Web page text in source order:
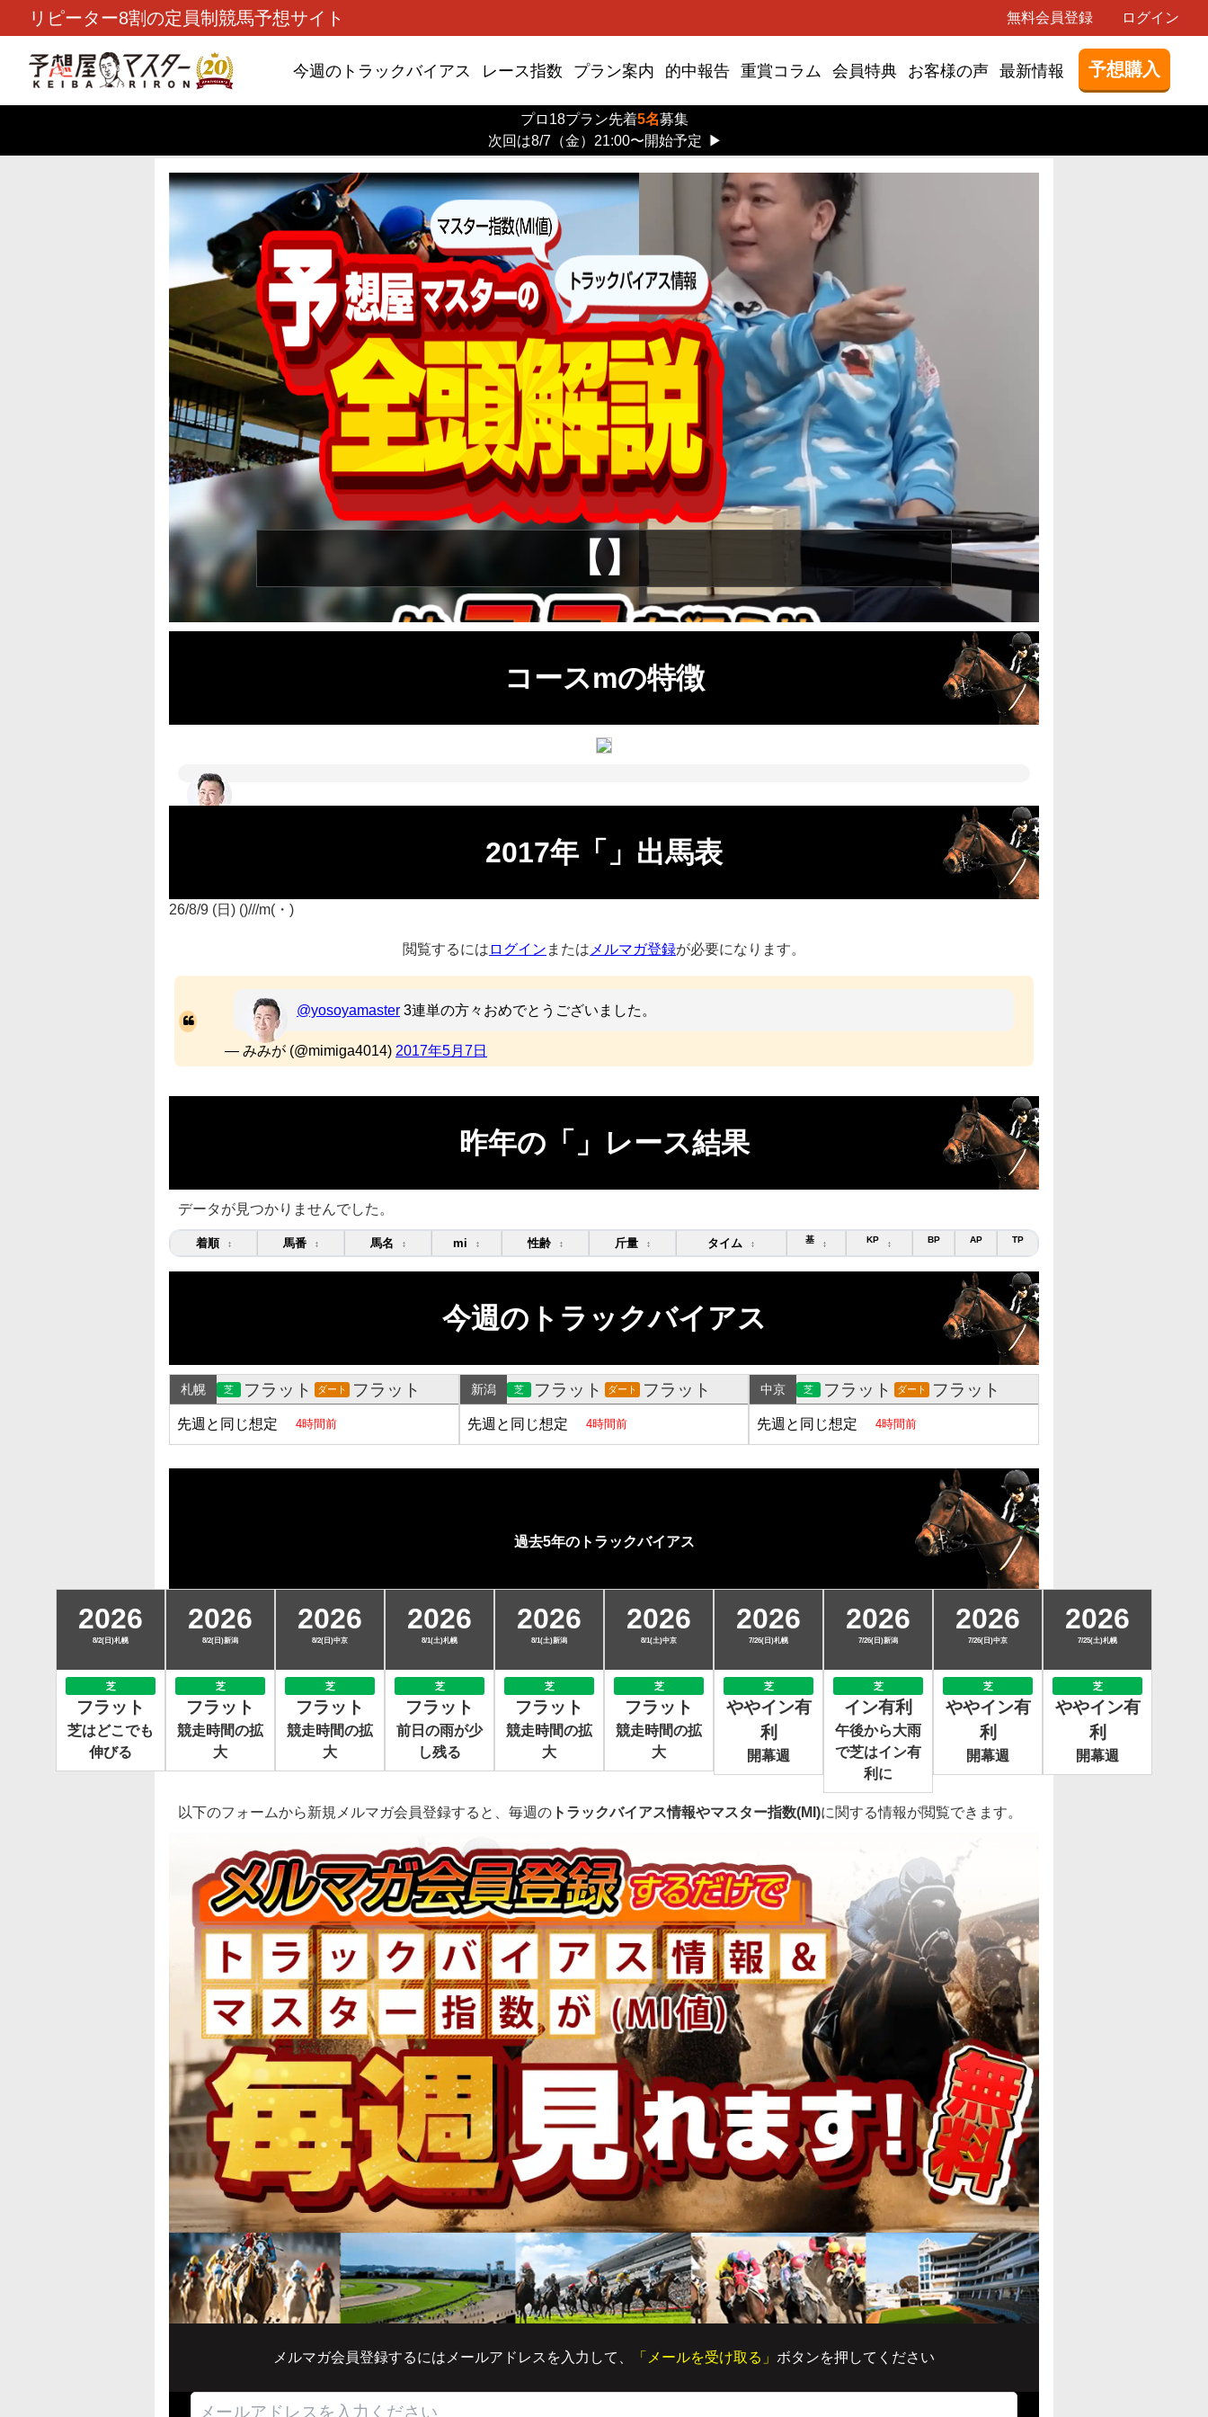
リピーター8割の定員制競馬予想サイト 無料会員登録 ログイン
今週のトラックバイアス レース指数 プラン案内 的中報告 重賞コラム 会員特典 お客様の声 最新情報 予想購入
プロ18プラン先着5名募集
次回は8/7（金）21:00〜開始予定
▶
【】
コースmの特徴
2017年「」出馬表
26/8/9 (日) ()///m(・)
閲覧するには ログイン または メルマガ登録が必要になります。
@yosoyamaster 3連単の方々おめでとうございました。
— みみが (@mimiga4014) 2017年5月7日
昨年の「」レース結果
データが見つかりませんでした。
着順 ↕ 馬番 ↕ 馬名 ↕ mi ↕ 性齢 ↕ 斤量 ↕ タイム ↕ 基 ↕ KP ↕ BP AP TP
今週のトラックバイアス
札幌 芝 フラット ダート フラット
先週と同じ想定 4時間前
新潟 芝 フラット ダート フラット
先週と同じ想定 4時間前
中京 芝 フラット ダート フラット
先週と同じ想定 4時間前
過去5年のトラックバイアス
2026
8/2(日)札幌
芝
フラット
芝はどこでも
伸びる
2026
8/2(日)新潟
芝
フラット
競走時間の拡
大
2026
8/2(日)中京
芝
フラット
競走時間の拡
大
2026
8/1(土)札幌
芝
フラット
前日の雨が少
し残る
2026
8/1(土)新潟
芝
フラット
競走時間の拡
大
2026
8/1(土)中京
芝
フラット
競走時間の拡
大
2026
7/26(日)札幌
芝
ややイン有
利
開幕週
2026
7/26(日)新潟
芝
イン有利
午後から大雨
で芝はイン有
利に
2026
7/26(日)中京
芝
ややイン有
利
開幕週
2026
7/25(土)札幌
芝
ややイン有
利
開幕週
以下のフォームから新規メルマガ会員登録すると、毎週の トラックバイアス情報やマスター指数(MI)に関する情報が閲覧できます。
メルマガ会員登録するにはメールアドレスを入力して、 「メールを受け取る」 ボタンを押してください